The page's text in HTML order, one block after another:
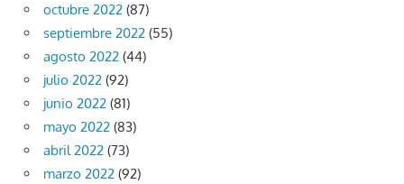
octubre 2022 (87)
septiembre 2022 (55)
agosto 2022 (44)
julio 2022 (92)
junio 2022 (81)
mayo 2022 (83)
abril 2022 (73)
marzo 2022 (92)